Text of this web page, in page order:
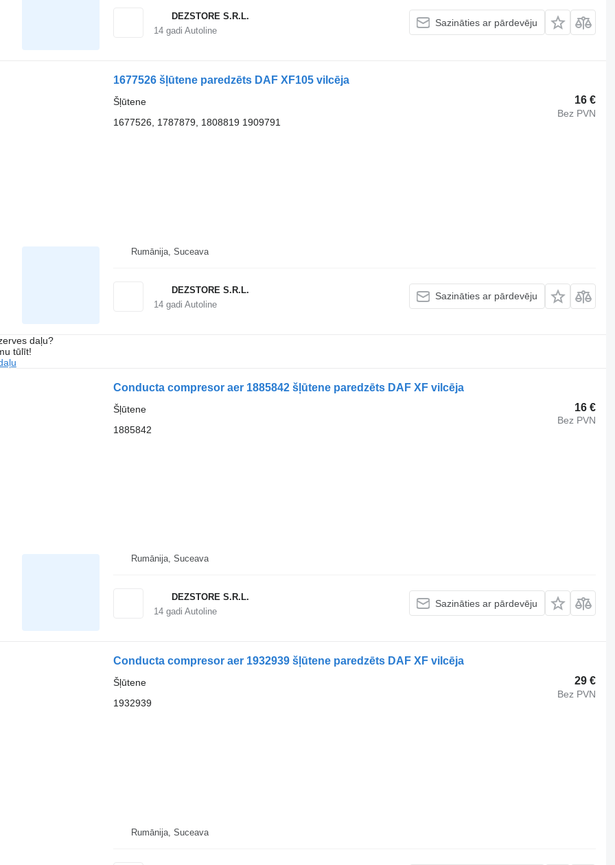
DEZSTORE S.R.L.
14gadi Autoline
Sazināties ar pārdevēju
1677526 šļūtene paredzēts DAF XF105 vilcēja
16 €
Bez PVN
Šļūtene
1677526, 1787879, 1808819 1909791
Rumānija, Suceava
DEZSTORE S.R.L.
14gadi Autoline
Sazināties ar pārdevēju
daļu?
tūlīt!
Conducta compresor aer 1885842 šļūtene paredzēts DAF XF vilcēja
16 €
Bez PVN
Šļūtene
1885842
Rumānija, Suceava
DEZSTORE S.R.L.
14gadi Autoline
Sazināties ar pārdevēju
Conducta compresor aer 1932939 šļūtene paredzēts DAF XF vilcēja
29 €
Bez PVN
Šļūtene
1932939
Rumānija, Suceava